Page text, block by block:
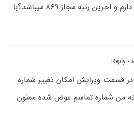
در دانشگاه های تهران رو دارم و اخرین رتبه مجاز ۸۶۹ میباشد؟با
- Reply
قسمت ویرایش امکان تغییر شماره
من شماره تماسم عوض شده.ممنون